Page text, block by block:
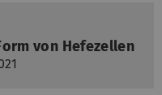
von Hefezellen